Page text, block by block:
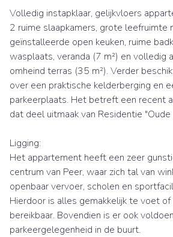
Volledig instapklaar, gelijkvloers
2 ruime slaapkamers, grote leefruimte
geïnstalleerde open keuken, ruime
wasplaats, veranda (7 m²) en volledig
omheind terras (35 m²). Verder
over een praktische kelderberging en
parkeerplaats. Het betreft een recent
dat deel uitmaak van Residentie "Oude
Ligging:
Het appartement heeft een zeer
centrum van Peer, waar zich tal van
openbaar vervoer, scholen en
Hierdoor is alles gemakkelijk te voet
bereikbaar. Bovendien is er ook
parkeergelegenheid in de buurt.